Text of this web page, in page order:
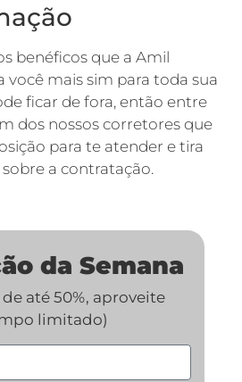
benéficos que a Amil
você mais sim para toda sua
ficar de fora, então entre
dos nossos corretores que
para te atender e tira
a contratação.
da Semana
até 50%, aproveite
limitado)